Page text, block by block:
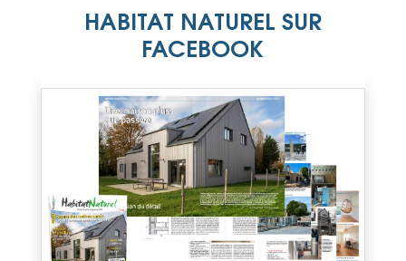
HABITAT NATUREL SUR
FACEBOOK